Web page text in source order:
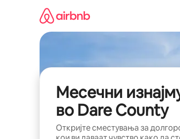
Месечни
во Dare County
Откријте сместувања за